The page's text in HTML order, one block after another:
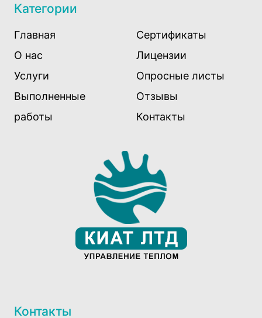
Категории
Главная
О нас
Услуги
Выполненные
работы
Сертификаты
Лицензии
Опросные листы
Отзывы
Контакты
Контакты